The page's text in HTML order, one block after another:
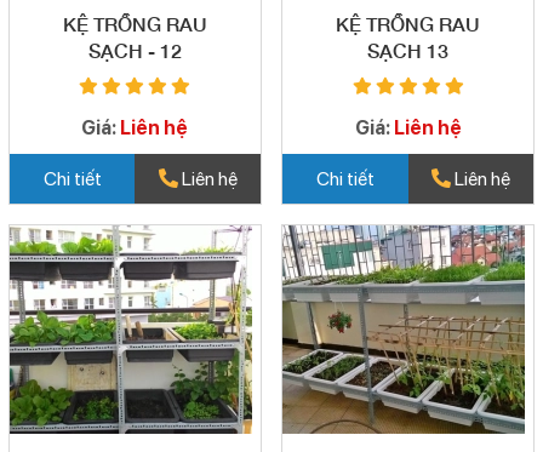
KỆ TRỒNG RAU
SẠCH - 12
Giá: Liên hệ
Chi tiết Liên hệ
KỆ TRỒNG RAU
SẠCH 13
Giá: Liên hệ
Chi tiết Liên hệ